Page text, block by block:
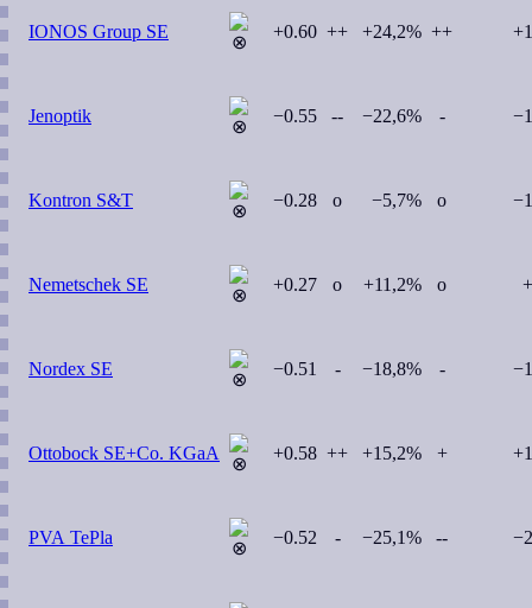
IONOS Group SE +0.60 ++ +24,2% ++
Jenoptik −0.55 -- −22,6% -
Kontron S&T −0.28 o −5,7% o
Nemetschek SE +0.27 o +11,2% o
Nordex SE −0.51 - −18,8% -
Ottobock SE+Co. KGaA +0.58 ++ +15,2% +
PVA TePla −0.52 - −25,1% --